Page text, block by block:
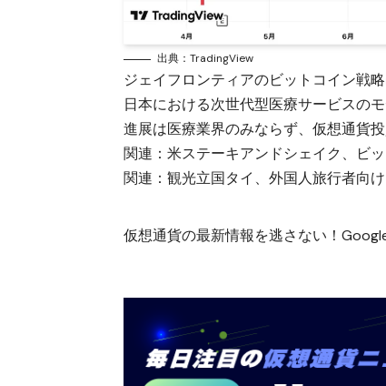
出典：TradingView
ジェイフロンティアのビットコイン戦
日本における次世代型医療サービスの
進展は医療業界のみならず、仮想通貨
関連：米ステーキアンドシェイク、ビ
関連：観光立国タイ、外国人旅行者向
仮想通貨の最新情報を逃さない！